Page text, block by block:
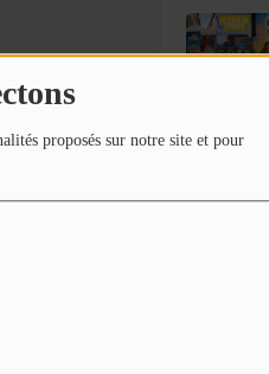
proposés sur notre site et pour